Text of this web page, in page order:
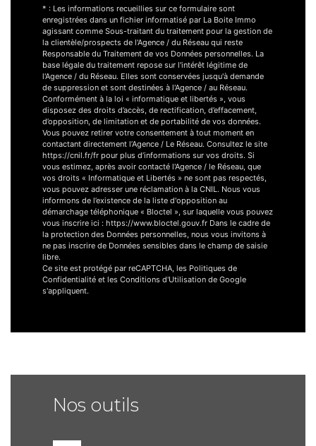
* : Les informations recueillies sur ce formulaire sont
enregistrées dans un fichier informatisé par La Boite Immo
agissant comme Sous-traitant du traitement pour la gestion de
la clientèle/prospects de l'Agence / du Réseau qui reste
Responsable du Traitement de vos Données personnelles. La
base légale du traitement repose sur l'intérêt légitime de
l'Agence / du Réseau. Elles sont conservées jusqu'à demande
de suppression et sont destinées à l'Agence / au Réseau.
Conformément à la loi « informatique et libertés », vous
disposez des droits d’accès, de rectification, d’effacement,
d’opposition, de limitation et de portabilité de vos données.
Vous pouvez retirer votre consentement à tout moment en
contactant directement l’Agence / Le Réseau. Consultez le site
https://cnil.fr/fr pour plus d’informations sur vos droits. Si
vous estimez, après avoir contacté l'Agence / le Réseau, que
vos droits « Informatique et Libertés » ne sont pas respectés,
vous pouvez adresser une réclamation à la CNIL. Nous vous
informons de l’existence de la liste d'opposition au
démarchage téléphonique « Bloctel », sur laquelle vous pouvez
vous inscrire ici : https://www.bloctel.gouv.fr Dans le cadre de
la protection des Données personnelles, nous vous invitons à
ne pas inscrire de Données sensibles dans le champ de saisie
libre.
Ce site est protégé par reCAPTCHA, les Politiques de
Confidentialité et les Conditions d'Utilisation de Google
s'appliquent.
Nos outils